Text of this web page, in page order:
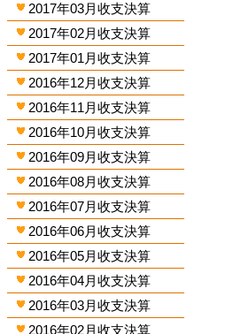
2017年03月收支決算
2017年02月收支決算
2017年01月收支決算
2016年12月收支決算
2016年11月收支決算
2016年10月收支決算
2016年09月收支決算
2016年08月收支決算
2016年07月收支決算
2016年06月收支決算
2016年05月收支決算
2016年04月收支決算
2016年03月收支決算
2016年02月收支決算